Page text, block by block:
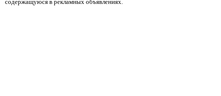
содержащуюся в рекламных объявлениях.